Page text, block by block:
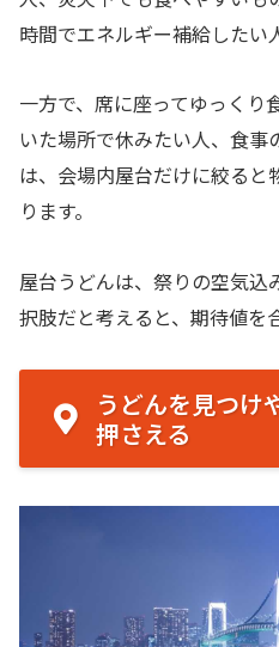
時間でエネルギー補給したい
一方で、席に座ってゆっくり
いた場所で休みたい人、食
は、会場内屋台だけに絞ると
ります。
屋台うどんは、祭りの空気
択肢だと考えると、期待値を
うどんを見つけ
押さえる